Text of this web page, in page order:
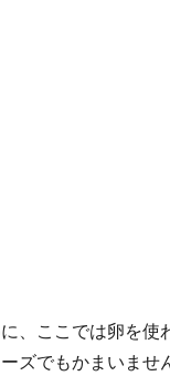
、ここでは卵を使
ズでもかまいませ